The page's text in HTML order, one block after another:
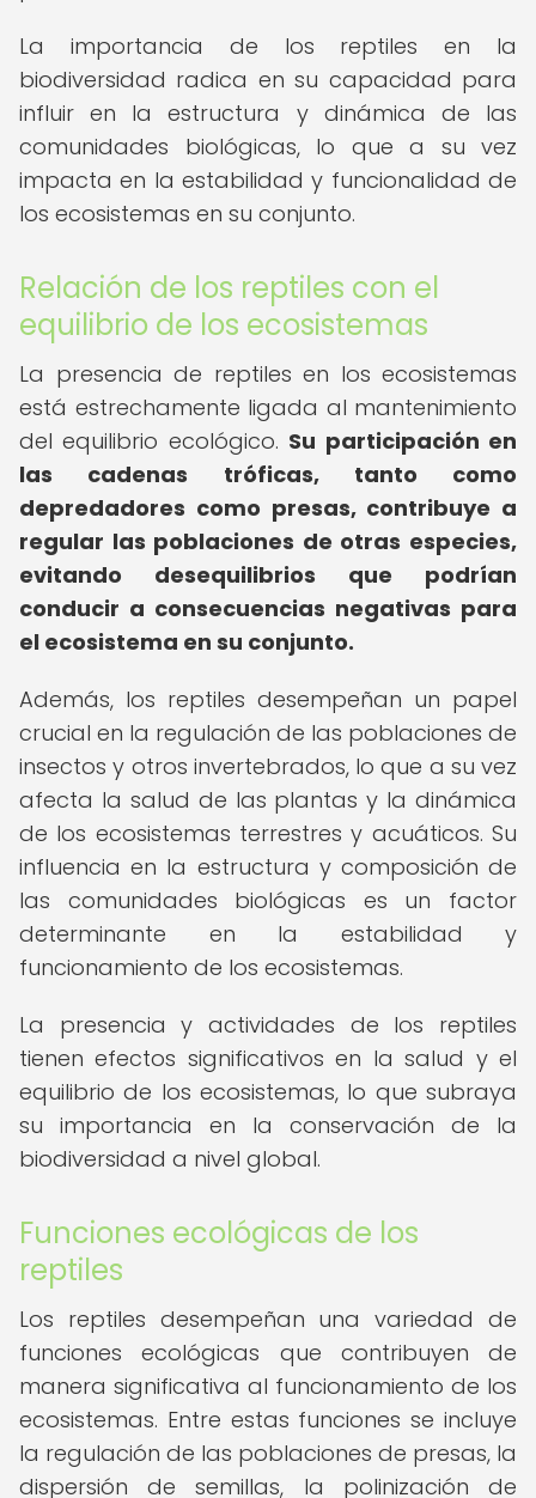
La importancia de los reptiles en la
biodiversidad radica en su capacidad para
influir en la estructura y dinámica de las
comunidades biológicas, lo que a su vez
impacta en la estabilidad y funcionalidad de
los ecosistemas en su conjunto.
Relación de los reptiles con el
equilibrio de los ecosistemas
La presencia de reptiles en los ecosistemas
está estrechamente ligada al mantenimiento
del equilibrio ecológico. Su participación en
las cadenas tróficas, tanto como
depredadores como presas, contribuye a
regular las poblaciones de otras especies,
evitando desequilibrios que podrían
conducir a consecuencias negativas para
el ecosistema en su conjunto.
Además, los reptiles desempeñan un papel
crucial en la regulación de las poblaciones de
insectos y otros invertebrados, lo que a su vez
afecta la salud de las plantas y la dinámica
de los ecosistemas terrestres y acuáticos. Su
influencia en la estructura y composición de
las comunidades biológicas es un factor
determinante en la estabilidad y
funcionamiento de los ecosistemas.
La presencia y actividades de los reptiles
tienen efectos significativos en la salud y el
equilibrio de los ecosistemas, lo que subraya
su importancia en la conservación de la
biodiversidad a nivel global.
Funciones ecológicas de los
reptiles
Los reptiles desempeñan una variedad de
funciones ecológicas que contribuyen de
manera significativa al funcionamiento de los
ecosistemas. Entre estas funciones se incluye
la regulación de las poblaciones de presas, la
dispersión de semillas, la polinización de